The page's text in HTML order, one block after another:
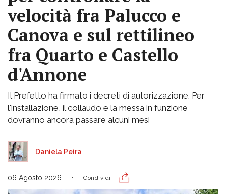
velocità fra Palucco e
Canova e sul rettilineo
fra Quarto e Castello
d'Annone
Il Prefetto ha firmato i decreti di autorizzazione. Per
l'installazione, il collaudo e la messa in funzione
dovranno ancora passare alcuni mesi
Daniela Peira
06 Agosto 2026 Condividi